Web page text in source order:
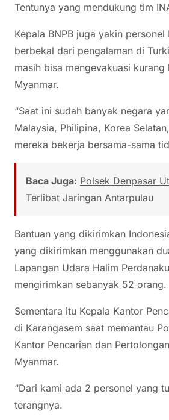
Tentunya yang mendukung tim
Kepala BNPB juga yakin
berbekal dari pengalaman di
masih bisa mengevakuasi
Myanmar.
“Saat ini sudah banyak negara
Malaysia, Philipina, Korea
mereka bekerja bersama-sama
Baca Juga: Polsek Denpasar
Terlibat Jaringan Antarpulau
Bantuan yang dikirimkan
yang dikirimkan menggunakan
Lapangan Udara Halim
mengirimkan sebanyak 52 orang.
Sementara itu Kepala Kantor
di Karangasem saat memantau
Kantor Pencarian dan
Myanmar.
“Dari kami ada 2 personel yang
terangnya.